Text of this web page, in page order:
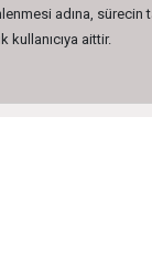
adına,
aittir.